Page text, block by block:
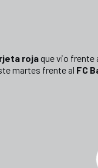
rojaque vio frente
martes frente al FC